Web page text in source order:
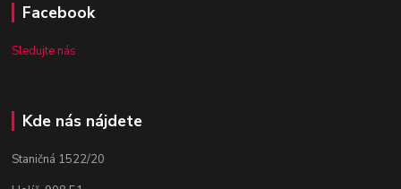
Facebook
Sledujte nás
Kde nás nájdete
Staničná 1522/20